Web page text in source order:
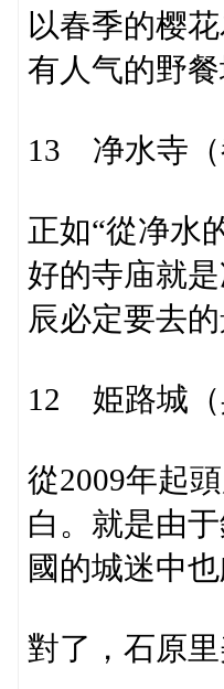
以春季的樱
有人气的野
13 净水寺（
正如“從净水
好的寺庙就
辰必定要去的
12 姫路城（
從2009年起
白。就是由
國的城迷中也
對了，石原